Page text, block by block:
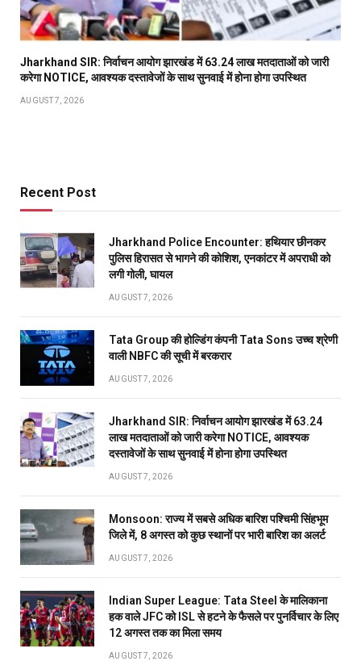
Jharkhand SIR: निर्वाचन आयोग झारखंड में 63.24 लाख मतदाताओं को जारी
करेगा NOTICE, आवश्यक दस्तावेजों के साथ सुनवाई में होना होगा उपस्थित
AUGUST 7, 2026
Recent Post
Jharkhand Police Encounter: हथियार छीनकर
पुलिस हिरासत से भागने की कोशिश, एनकांटर में अपराधी को
लगी गोली, घायल
AUGUST 7, 2026
Tata Group की होल्डिंग कंपनी Tata Sons उच्च श्रेणी
वाली NBFC की सूची में बरकरार
AUGUST 7, 2026
Jharkhand SIR: निर्वाचन आयोग झारखंड में 63.24
लाख मतदाताओं को जारी करेगा NOTICE, आवश्यक
दस्तावेजों के साथ सुनवाई में होना होगा उपस्थित
AUGUST 7, 2026
Monsoon: राज्य में सबसे अधिक बारिश पश्चिमी सिंहभूम
जिले में, 8 अगस्त को कुछ स्थानों पर भारी बारिश का अलर्ट
AUGUST 7, 2026
Indian Super League: Tata Steel के मालिकाना
हक वाले JFC को ISL से हटने के फैसले पर पुनर्विचार के लिए
12 अगस्त तक का मिला समय
AUGUST 7, 2026